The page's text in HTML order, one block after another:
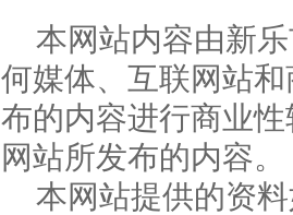
本网站内容由新
何媒体、互联网站
布的内容进行商业
网站所发布的内容。
本网站提供的资